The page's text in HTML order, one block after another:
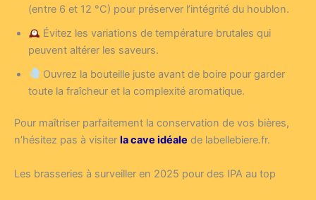
(entre 6 et 12 °C) pour préserver l’intégrité du houblon.
Évitez les variations de température brutales qui
peuvent altérer les saveurs.
Ouvrez la bouteille juste avant de boire pour garder
toute la fraîcheur et la complexité aromatique.
Pour maîtriser parfaitement la conservation de vos bières,
n’hésitez pas à visiter la cave idéale de labellebiere.fr.
Les brasseries à surveiller en 2025 pour des IPA au top